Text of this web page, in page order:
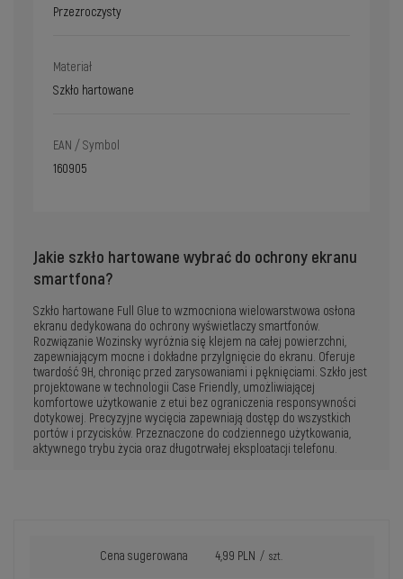
Przezroczysty
Materiał
Szkło hartowane
EAN / Symbol
160905
Jakie szkło hartowane wybrać do ochrony ekranu
smartfona?
Szkło hartowane Full Glue to wzmocniona wielowarstwowa osłona
ekranu dedykowana do ochrony wyświetlaczy smartfonów.
Rozwiązanie Wozinsky wyróżnia się klejem na całej powierzchni,
zapewniającym mocne i dokładne przylgnięcie do ekranu. Oferuje
twardość 9H, chroniąc przed zarysowaniami i pęknięciami. Szkło jest
projektowane w technologii Case Friendly, umożliwiającej
komfortowe użytkowanie z etui bez ograniczenia responsywności
dotykowej. Precyzyjne wycięcia zapewniają dostęp do wszystkich
portów i przycisków. Przeznaczone do codziennego użytkowania,
aktywnego trybu życia oraz długotrwałej eksploatacji telefonu.
Cena sugerowana 4,99 PLN / szt.